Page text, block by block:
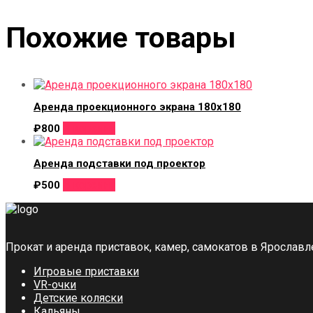
Похожие товары
Аренда проекционного экрана 180х180
₽800
Аренда подставки под проектор
₽500
Прокат и аренда приставок, камер, самокатов в
Игровые приставки
VR-очки
Детские коляски